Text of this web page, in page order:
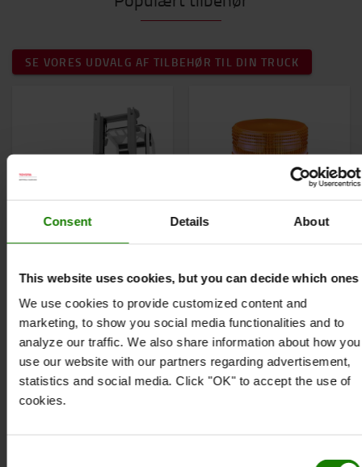
Consent Details About
This website uses cookies, but you can decide which ones
We use cookies to provide customized content and
marketing, to show you social media functionalities and to
analyze our traffic. We also share information about how you
use our website with our partners regarding advertisement,
statistics and social media. Click "OK" to accept the use of
cookies.
SE VORES UDVALG AF TILBEHØR TIL DIN TRUCK
Advarselslampe med
Godkendt til vejtrafik
Let og hurtig
montering.
Magnetisk tilslutning
til alle gaffeltyper
Rotorblink, Classic LED
God signaleffekt
IP 65, støvtæt og
beskyttet mod
lavtryks-vandstråler